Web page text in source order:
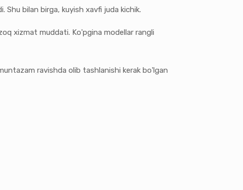
bilan birga, kuyish xavfi juda kichik.
xizmat muddati. Ko'pgina modellar rangli
ravishda olib tashlanishi kerak bo'lgan